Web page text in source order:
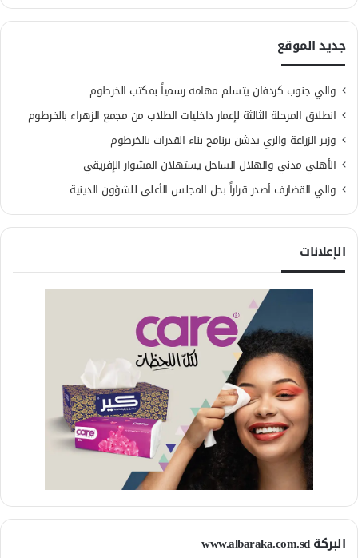
جديد الموقع
والي جنوب كردفان يتسلم مهامه رسمياً بمكتب الخرطوم
انطلاق المرحلة الثالثة لإعمار داخليات الطلاب من مجمع الزهراء بالخرطوم
وزير الزراعة والري يدشن برنامج بناء القدرات بالخرطوم
الأهلي مدني والهلال الساحل يستهلان المشوار الإفريقي
والي القضارف أصدر قراراً بحل المجلس الأعلى للشؤون الدينية
الإعلانات
البركة www.albaraka.com.sd